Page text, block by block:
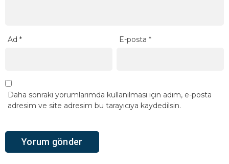
Ad * E-posta*
Daha sonraki yorumlarımda kullanılması için adım, e-posta
adresim ve site adresim bu tarayıcıya kaydedilsin.